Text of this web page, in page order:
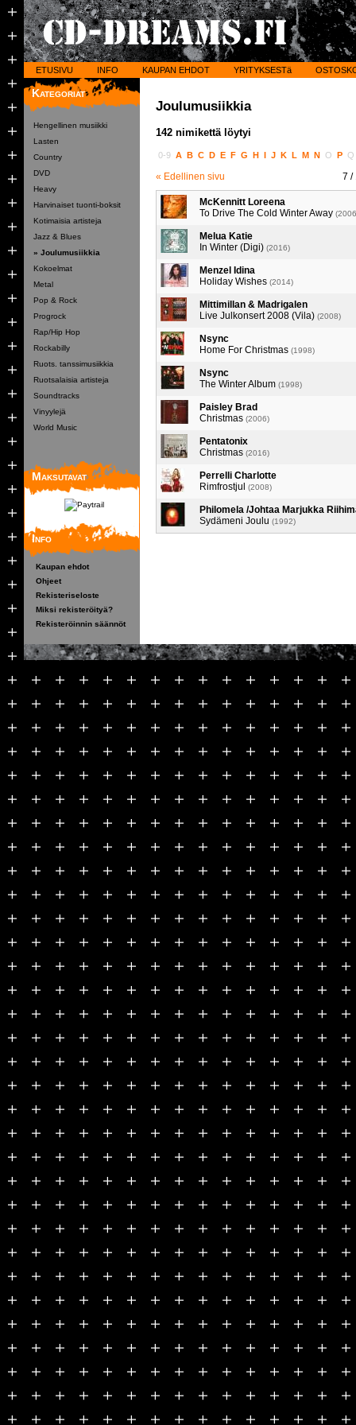
ETUSIVU INFO KAUPAN EHDOT YRITYKSESTä
Kategoriat
Hengellinen musiikki
Lasten
Country
DVD
Heavy
Harvinaiset tuonti-boksit
Kotimaisia artisteja
Jazz & Blues
» Joulumusiikkia
Kokoelmat
Metal
Pop & Rock
Progrock
Rap/Hip Hop
Rockabilly
Ruots. tanssimusiikkia
Ruotsalaisia artisteja
Soundtracks
Vinyylejä
World Music
Maksutavat
Info
Kaupan ehdot
Ohjeet
Rekisteriseloste
Miksi rekisteröityä?
Rekisteröinnin säännöt
Joulumusiikkia
142 nimikettä löytyi
0-9 A B C D E F G H I J K L M N O P Q
« Edellinen sivu 7 /
McKennitt Loreena
To Drive The Cold Winter Away
Melua Katie
In Winter (Digi) (2016)
Menzel Idina
Holiday Wishes (2014)
Mittimillan & Madrigalen
Live Julkonsert 2008 (Vila) (2008)
Nsync
Home For Christmas (1998)
Nsync
The Winter Album (1998)
Paisley Brad
Christmas (2006)
Pentatonix
Christmas (2016)
Perrelli Charlotte
Rimfrostjul
(2008)
Philomela /Johtaa Marjukka
Sydämeni Joulu (1992)